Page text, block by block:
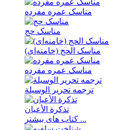
مناسک عمره مفرده
مناسک حج
مناسک الحج (خامنه‌ای)
مناسک عمره مفرده
ترجمه تحریر الوسیلة
تذکرة الأعیان
کتاب های بیشتر ...